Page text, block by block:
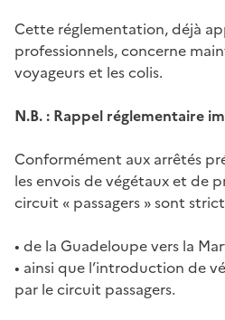
Cette réglementation, déjà
professionnels, concerne
voyageurs et les colis.
N.B. : Rappel réglementaire
Conformément aux arrêtés
les envois de végétaux et de
circuit « passagers » sont
• de la Guadeloupe vers la
• ainsi que l’introduction de
par le circuit passagers.